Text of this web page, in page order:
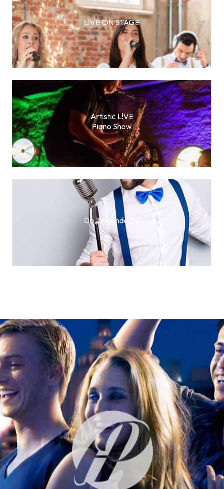
L!VE ON STAGE
Artistic L!VE
Piano Show
De Zingende DJ